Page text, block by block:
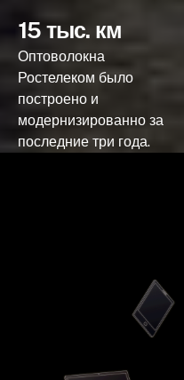
15 тыс. км
Оптоволокна
Ростелеком было
построено и
модернизированно за
последние три года.